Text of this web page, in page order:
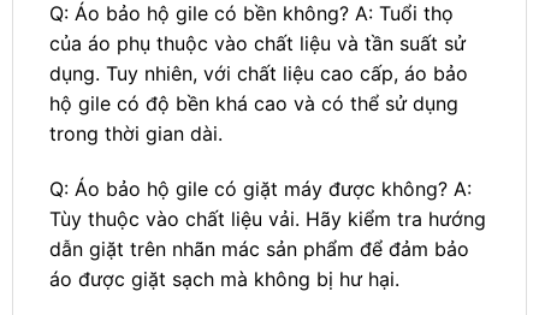
Q: Áo bảo hộ gile có bền không? A: Tuổi thọ
của áo phụ thuộc vào chất liệu và tần suất sử
dụng. Tuy nhiên, với chất liệu cao cấp, áo bảo
hộ gile có độ bền khá cao và có thể sử dụng
trong thời gian dài.
Q: Áo bảo hộ gile có giặt máy được không? A:
Tùy thuộc vào chất liệu vải. Hãy kiểm tra hướng
dẫn giặt trên nhãn mác sản phẩm để đảm bảo
áo được giặt sạch mà không bị hư hại.